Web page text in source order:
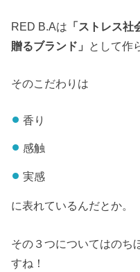
RED B.Aは 「ストレス
贈るブランド」 として作
そのこだわりは
香り
感触
実感
に表れているんだとか。
その３つについてはのち
すね！